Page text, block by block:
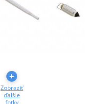
Zobraziť
ďalšie
fotky